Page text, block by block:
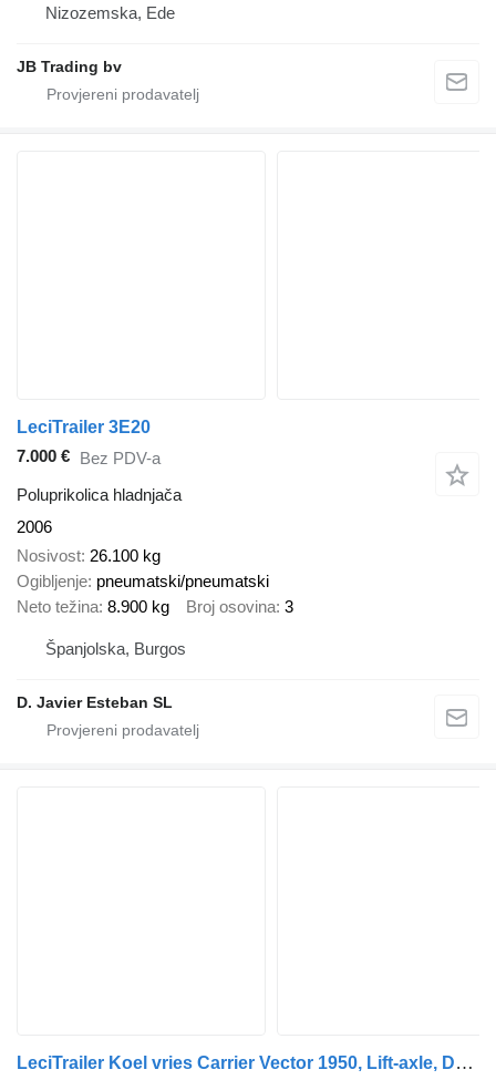
Nizozemska, Ede
JB Trading bv
LeciTrailer 3E20
7.000 € Bez PDV-a
Poluprikolica hladnjača
2006
Nosivost 26.100 kg
Ogibljenje pneumatski/pneumatski
Neto težina 8.900 kg Broj osovina 3
Španjolska, Burgos
D. Javier Esteban SL
LeciTrailer Koel vries Carrier Vector 1950, Lift-axle, Dhollandia